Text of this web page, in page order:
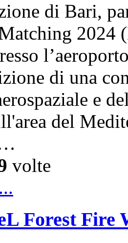
di Bari,
di una
e
del
volte
Forest Fire